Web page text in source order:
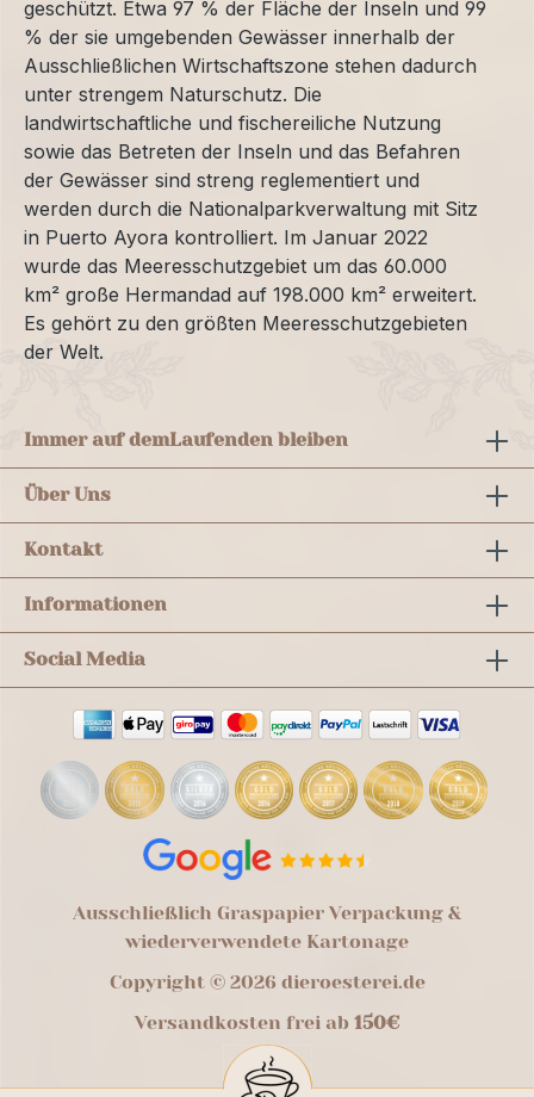
geschützt. Etwa 97 % der Fläche der Inseln und 99
% der sie umgebenden Gewässer innerhalb der
Ausschließlichen Wirtschaftszone stehen dadurch
unter strengem Naturschutz. Die
landwirtschaftliche und fischereiliche Nutzung
sowie das Betreten der Inseln und das Befahren
der Gewässer sind streng reglementiert und
werden durch die Nationalparkverwaltung mit Sitz
in Puerto Ayora kontrolliert. Im Januar 2022
wurde das Meeresschutzgebiet um das 60.000
km² große Hermandad auf 198.000 km² erweitert.
Es gehört zu den größten Meeresschutzgebieten
der Welt.
Immer auf demLaufenden bleiben
Über Uns
Kontakt
Informationen
Social Media
Ausschließlich Graspapier Verpackung &
wiederverwendete Kartonage
Copyright © 2026 dieroesterei.de
Versandkosten frei ab 150€